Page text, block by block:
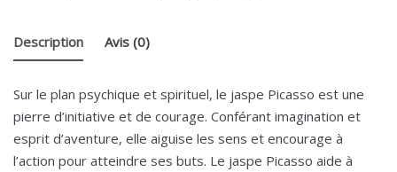
Description Avis (0)
Sur le plan psychique et spirituel, le jaspe Picasso est une
pierre d’initiative et de courage. Conférant imagination et
esprit d’aventure, elle aiguise les sens et encourage à
l’action pour atteindre ses buts. Le jaspe Picasso aide à